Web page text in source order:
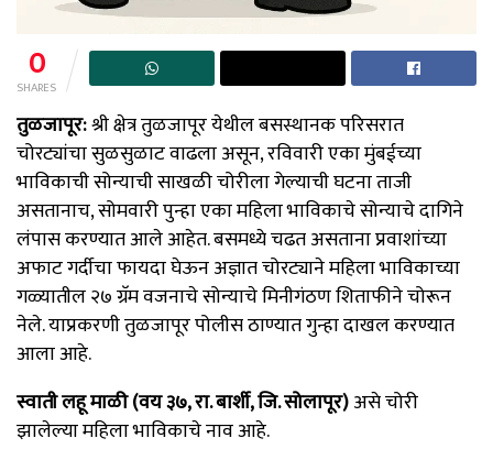
0
SHARES
तुळजापूर:श्री क्षेत्र तुळजापूर येथील बसस्थानक परिसरात
चोरट्यांचा सुळसुळाट वाढला असून, रविवारी एका मुंबईच्या
भाविकाची सोन्याची साखळी चोरीला गेल्याची घटना ताजी
असतानाच, सोमवारी पुन्हा एका महिला भाविकाचे सोन्याचे दागिने
लंपास करण्यात आले आहेत. बसमध्ये चढत असताना प्रवाशांच्या
अफाट गर्दीचा फायदा घेऊन अज्ञात चोरट्याने महिला भाविकाच्या
गळ्यातील २७ ग्रॅम वजनाचे सोन्याचे मिनीगंठण शिताफीने चोरून
नेले. याप्रकरणी तुळजापूर पोलीस ठाण्यात गुन्हा दाखल करण्यात
आला आहे.
स्वाती लहू माळी (वय ३७, रा. बार्शी, जि. सोलापूर)असे चोरी
झालेल्या महिला भाविकाचे नाव आहे.